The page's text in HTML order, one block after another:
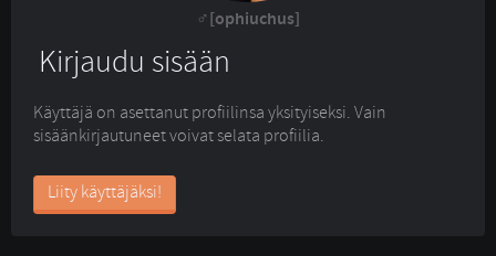
[ophiuchus]
Kirjaudu sisään
Käyttäjä on asettanut profiilinsa yksityiseksi. Vain
sisäänkirjautuneet voivat selata profiilia.
Liity käyttäjäksi!